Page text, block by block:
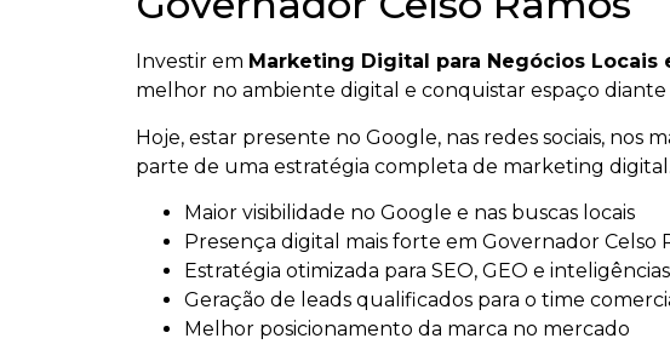
Investir em Marketing Digital para Negócios Locais
melhor no ambiente digital e conquistar espaço
Hoje, estar presente no Google, nas redes sociais, nos
parte de uma estratégia completa de marketing digital.
Maior visibilidade no Google e nas buscas locais
Presença digital mais forte em Governador Celso
Estratégia otimizada para SEO, GEO e
Geração de leads qualificados para o time
Melhor posicionamento da marca no mercado